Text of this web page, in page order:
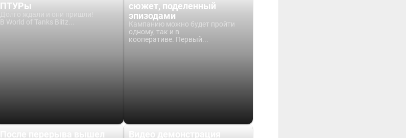
ПТУРы
В World of Tanks Blitz...
сюжет, поделенный
эпизодами
Кампанию можно будет пройти
одному, так и в
кооперативе. Первый...